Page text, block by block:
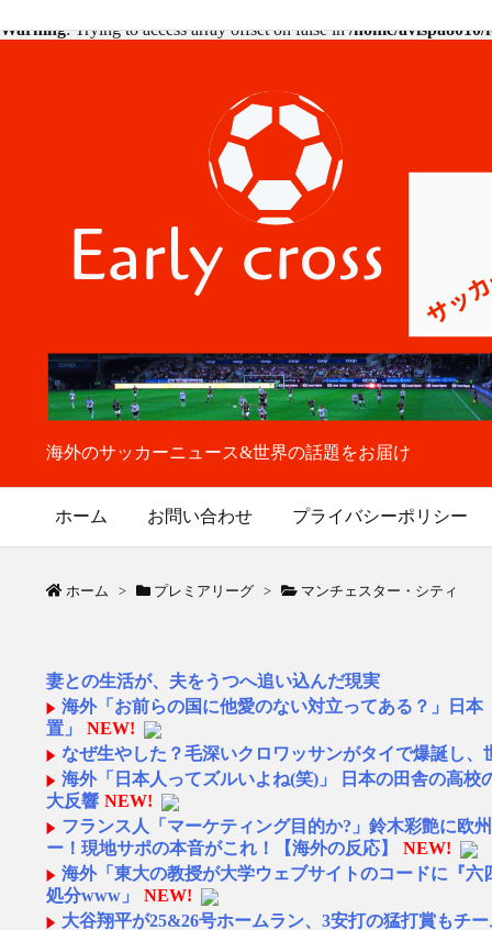
Warning: Trying to access array offset on false in/home/
海外のサッカーニュース&世界の話題をお届け
ホーム お問い合わせ プライバシーポリシー
ホーム > プレミアリーグ > マンチェスター・シティ
妻との生活が、夫をうつへ追い込んだ現実
海外「お前らの国に他愛のない対立ってある？」日本
置」
NEW!
なぜ生やした？毛深いクロワッサンがタイで爆誕し、
海外「日本人ってズルいよね(笑)」 日本の田舎の高校
大反響 NEW!
フランス人「マーケティング目的か?」鈴木彩艶に欧
ー！現地サポの本音がこれ！【海外の反応】
NEW!
海外「東大の教授が大学ウェブサイトのコードに『六
処分www」
NEW!
大谷翔平が25&26号ホームラン、3安打の猛打賞もチ